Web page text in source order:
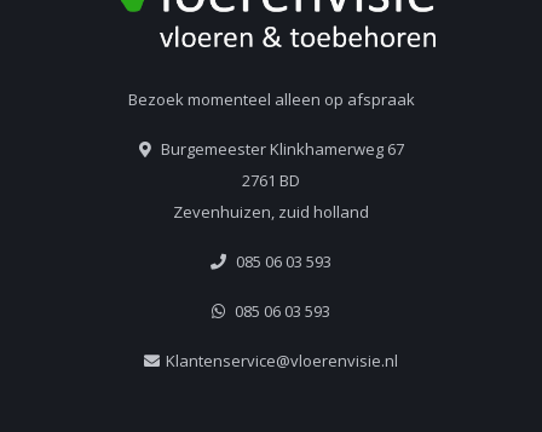
Bezoek momenteel alleen op afspraak
Burgemeester Klinkhamerweg 67
2761 BD
Zevenhuizen, zuid holland
085 06 03 593
085 06 03 593
Klantenservice@vloerenvisie.nl